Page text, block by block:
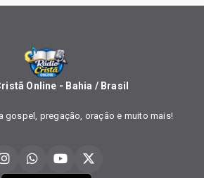
Online - Bahia / Brasil
gospel, pregação, oração e muito mais!